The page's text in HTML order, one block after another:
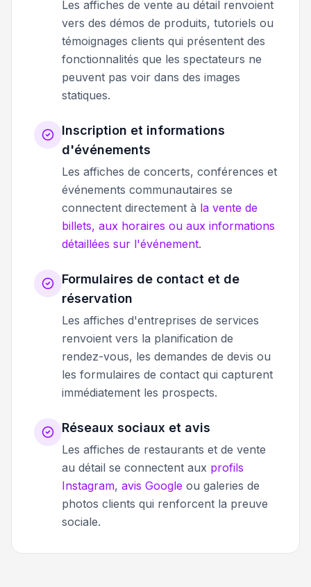
Les affiches de vente au détail renvoient
vers des démos de produits, tutoriels ou
témoignages clients qui présentent des
fonctionnalités que les spectateurs ne
peuvent pas voir dans des images
statiques.
Inscription et informations
d'événements
Les affiches de concerts, conférences et
événements communautaires se
connectent directement à la vente de
billets, aux horaires ou aux informations
détaillées sur l'événement.
Formulaires de contact et de
réservation
Les affiches d'entreprises de services
renvoient vers la planification de
rendez-vous, les demandes de devis ou
les formulaires de contact qui capturent
immédiatement les prospects.
Réseaux sociaux et avis
Les affiches de restaurants et de vente
au détail se connectent aux profils
Instagram, avis Google ou galeries de
photos clients qui renforcent la preuve
sociale.